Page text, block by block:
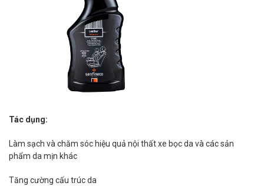
Tác dụng:
Làm sạch và chăm sóc hiệu quả nội thất xe bọc da và các sản
phẩm da mịn khác
Tăng cường cấu trúc da